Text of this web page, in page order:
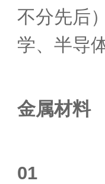
不分先后
学、半导
金属材料
01